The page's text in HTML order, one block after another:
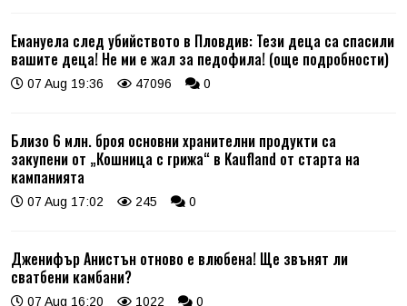
Емануела след убийството в Пловдив: Тези деца са спасили
вашите деца! Не ми е жал за педофила! (още подробности)
07 Aug 19:36 47096 0
Близо 6 млн. броя основни хранителни продукти са
закупени от „Кошница с грижа“ в Kaufland от старта на
кампанията
07 Aug 17:02 245 0
Дженифър Анистън отново е влюбена! Ще звънят ли
сватбени камбани?
07 Aug 16:20 1022 0